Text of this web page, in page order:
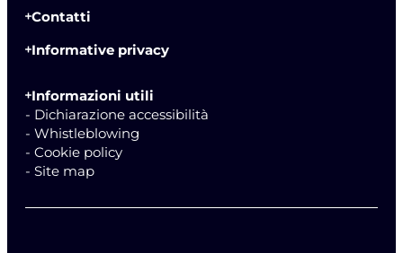
Contatti
Informative privacy
Informazioni utili
- Dichiarazione accessibilità
- Whistleblowing
- Cookie policy
- Site map